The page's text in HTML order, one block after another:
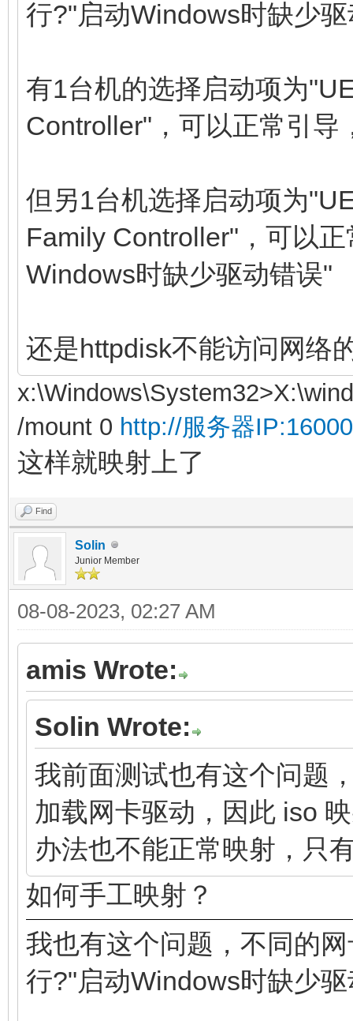
行?"启动Windows时缺少
有1台机的选择启动项为
Controller"，可以正常引导
但另1台机选择启动项为
Family Controller"，可以
Windows时缺少驱动错误"
还是httpdisk不能访问网络
/mount 0 http://服务器
这样就映射上了
Find
Solin
Junior Member
08-08-2023, 02:27 AM
amis Wrote:
Solin Wrote:
我前面测试也有这个问题
加载网卡驱动，因此 iso
办法也不能正常映射，只
如何手工映射？
我也有这个问题，不同的
行?"启动Windows时缺少